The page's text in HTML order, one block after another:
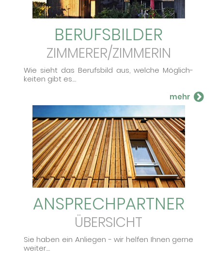
BERUFS­BILDER
ZIMMERER/ZIMMERIN
Wie sieht das Be­rufs­bild aus, wel­che Mög­lich­
kei­ten gibt es....
ANSPRECH­PARTNER
ÜBERSICHT
Sie haben ein An­lie­gen - wir hel­fen Ihnen ger­ne
wei­ter....